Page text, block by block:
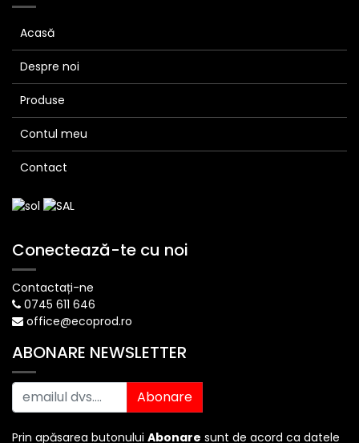
Acasă
Despre noi
Produse
Contul meu
Contact
Conectează-te cu noi
Contactați-ne
0745 611 646
office@ecoprod.ro
ABONARE NEWSLETTER
Abonare
Prin apăsarea butonului Abonare sunt de acord ca datele